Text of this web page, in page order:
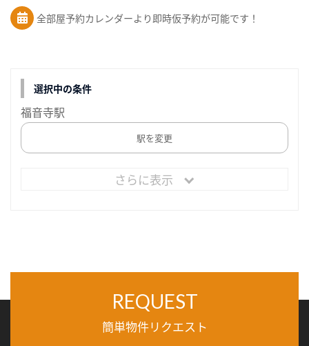
全部屋予約カレンダーより即時仮予約が可能です！
選択中の条件
福音寺駅
駅を変更
さらに表示
REQUEST
簡単物件リクエスト